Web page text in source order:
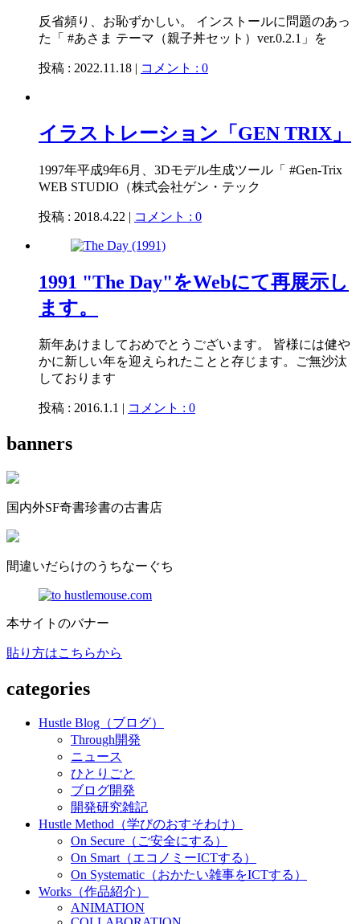
反省頻り、お恥ずかしい。 インストールに問題のあっ
た「 #あさま テーマ（親子丼セット）ver.0.2.1」を
投稿 : 2022.11.18 | コメント : 0
イラストレーション「GEN TRIX」
1997年平成9年6月、3Dモデル生成ツール「 #Gen-Trix
WEB STUDIO（株式会社ゲン・テック
投稿 : 2018.4.22 | コメント : 0
1991 "The Day"をWebにて再展示し
ます。
新年あけましておめでとうございます。 皆様には健や
かに新しい年を迎えられたことと存じます。ご無沙汰
しております
投稿 : 2016.1.1 | コメント : 0
banners
国内外SF奇書珍書の古書店
間違いだらけのうちなーぐち
本サイトのバナー
貼り方はこちらから
categories
Hustle Blog（ブログ）
Through開発
ニュース
ひとりごと
ブログ開発
開発研究雑記
Hustle Method（学びのおすそわけ）
On Secure（ご安全にする）
On Smart（エコノミーICTする）
On Systematic（おかたい雑事をICTする）
Works（作品紹介）
ANIMATION